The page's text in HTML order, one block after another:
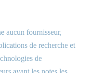
aucun fournisseur,
de recherche et
de
ayant les notes les